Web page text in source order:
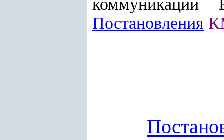
коммуникаций
Постановления